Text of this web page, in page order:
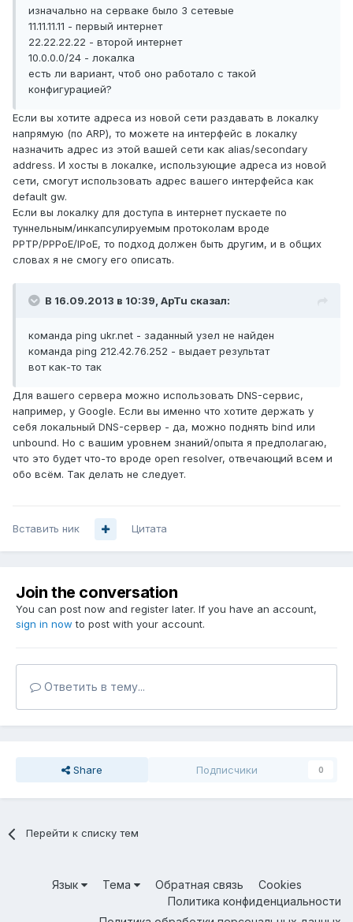
изначально на серваке было 3 сетевые
11.11.11.11 - первый интернет
22.22.22.22 - второй интернет
10.0.0.0/24 - локалка
есть ли вариант, чтоб оно работало с такой
конфигурацией?
Если вы хотите адреса из новой сети раздавать в локалку
напрямую (по ARP), то можете на интерфейс в локалку
назначить адрес из этой вашей сети как alias/secondary
address. И хосты в локалке, использующие адреса из новой
сети, смогут использовать адрес вашего интерфейса как
default gw.
Если вы локалку для доступа в интернет пускаете по
туннельным/инкапсулируемым протоколам вроде
PPTP/PPPoE/IPoE, то подход должен быть другим, и в общих
словах я не смогу его описать.
В 16.09.2013 в 10:39, ApTu сказал:
команда ping ukr.net - заданный узел не найден
команда ping 212.42.76.252 - выдает результат
вот как-то так
Для вашего сервера можно использовать DNS-сервис,
например, у Google. Если вы именно что хотите держать у
себя локальный DNS-сервер - да, можно поднять bind или
unbound. Но с вашим уровнем знаний/опыта я предполагаю,
что это будет что-то вроде open resolver, отвечающий всем и
обо всём. Так делать не следует.
Вставить ник Цитата
Join the conversation
You can post now and register later. If you have an account,
sign in now to post with your account.
Ответить в тему...
Share Подписчики 0
Перейти к списку тем
Язык Тема Обратная связь
Cookies
Политика конфиденциальности